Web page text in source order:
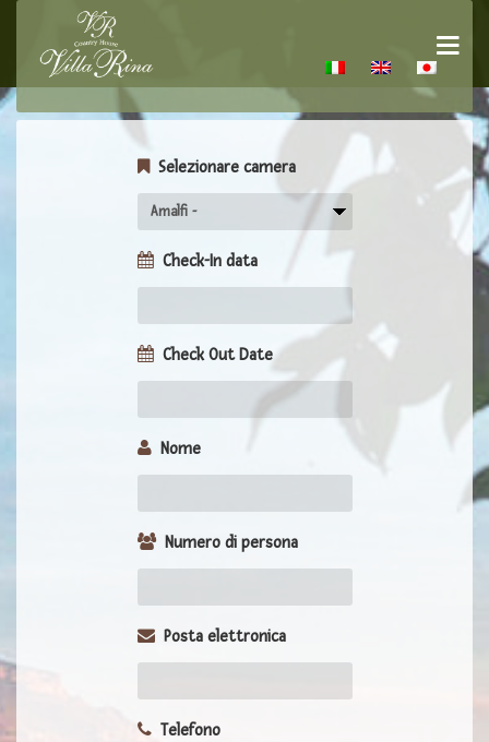
Selezionare camera
Check-In data
Check Out Date
Nome
Numero di persona
Posta elettronica
Telefono